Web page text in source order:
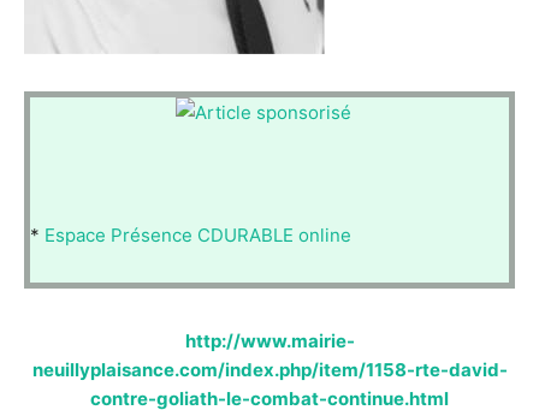
* Espace Présence CDURABLE online
http://www.mairie-
neuillyplaisance.com/index.php/item/1158-rte-david-
contre-goliath-le-combat-continue.html